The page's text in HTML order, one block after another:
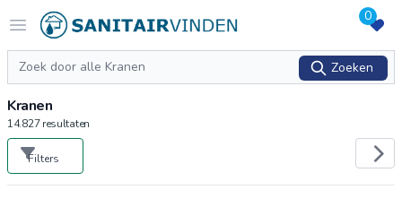
Open menu
Logo sanitairvinden.nl 0
Zoeken
Zoeken
Kranen
14.827resultaten
Filters